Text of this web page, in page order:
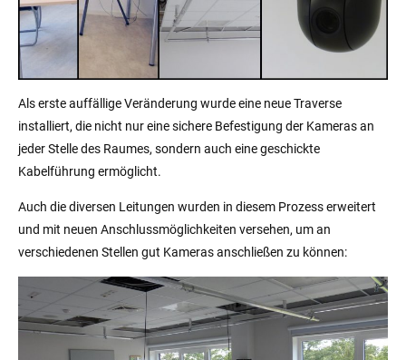
Als erste auffällige Veränderung wurde eine neue Traverse
installiert, die nicht nur eine sichere Befestigung der Kameras an
jeder Stelle des Raumes, sondern auch eine geschickte
Kabelführung ermöglicht.
Auch die diversen Leitungen wurden in diesem Prozess erweitert
und mit neuen Anschlussmöglichkeiten versehen, um an
verschiedenen Stellen gut Kameras anschließen zu können: